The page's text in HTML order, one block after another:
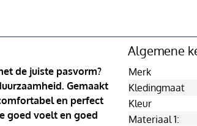
de juiste pasvorm?
Gemaakt
en perfect
goed voelt en goed
Algemene
Merk
Kledingmaat
Kleur
Materiaal 1: